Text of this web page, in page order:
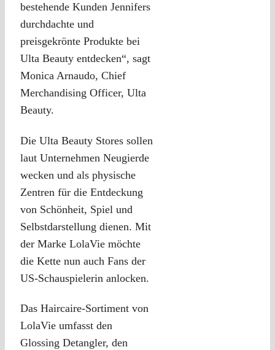
bestehende Kunden Jennifers
durchdachte und
preisgekrönte Produkte bei
Ulta Beauty entdecken“, sagt
Monica Arnaudo, Chief
Merchandising Officer, Ulta
Beauty.
Die Ulta Beauty Stores sollen
laut Unternehmen Neugierde
wecken und als physische
Zentren für die Entdeckung
von Schönheit, Spiel und
Selbstdarstellung dienen. Mit
der Marke LolaVie möchte
die Kette nun auch Fans der
US-Schauspielerin anlocken.
Das Haircaire-Sortiment von
LolaVie umfasst den
Glossing Detangler, den